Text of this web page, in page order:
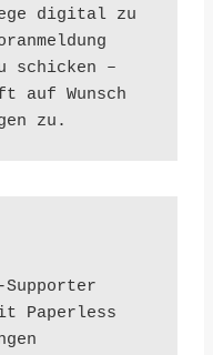
digital zu
schicken –
auf Wunsch
zu.
Paperless